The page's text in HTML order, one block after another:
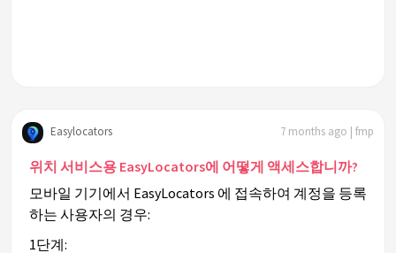
Easylocators 7 months ago | fmp
위치 서비스용 EasyLocators에 어떻게 액세스합니까?
모바일 기기에서 EasyLocators 에 접속하여 계정을 등록
하는 사용자의 경우:
1단계: